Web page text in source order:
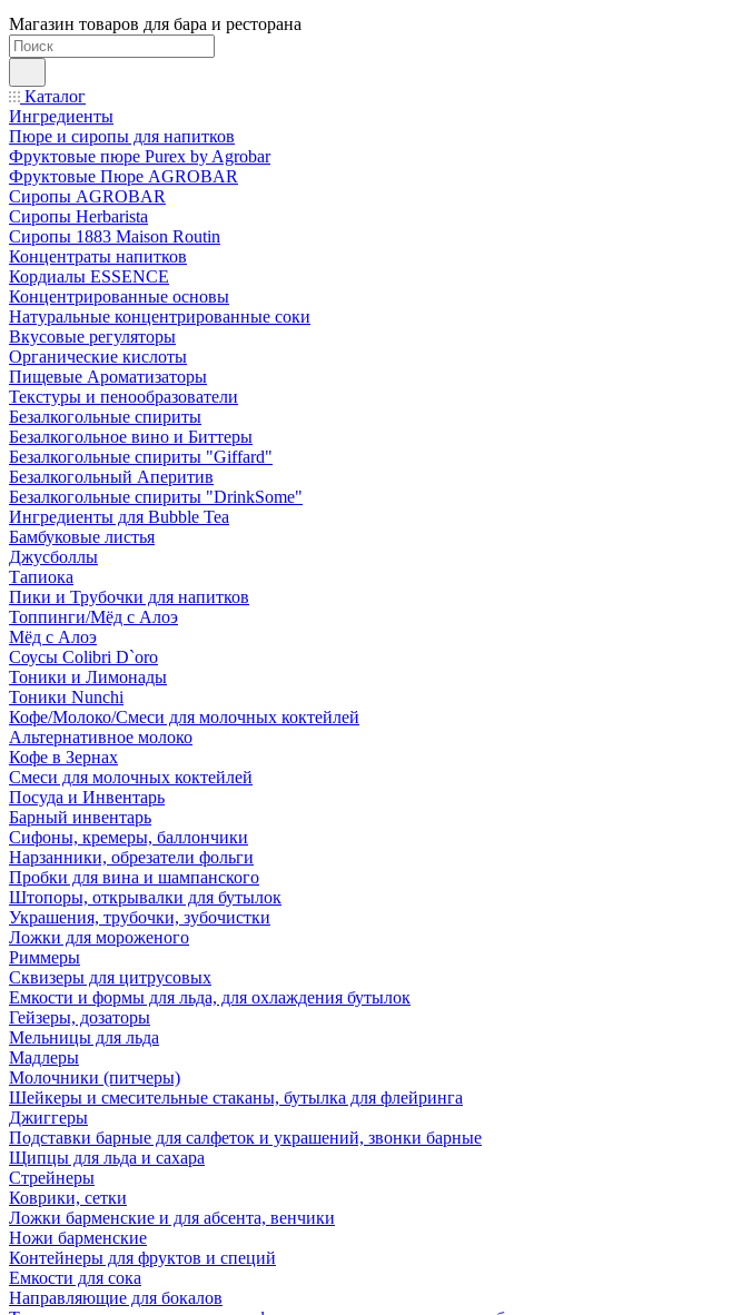
Магазин товаров для бара и ресторана
Каталог
Ингредиенты
Пюре и сиропы для напитков
Фруктовые пюре Purex by Agrobar
Фруктовые Пюре AGROBAR
Сиропы AGROBAR
Сиропы Herbarista
Сиропы 1883 Maison Routin
Концентраты напитков
Кордиалы ESSENCE
Концентрированные основы
Натуральные концентрированные соки
Вкусовые регуляторы
Органические кислоты
Пищевые Ароматизаторы
Текстуры и пенообразователи
Безалкогольные спириты
Безалкогольное вино и Биттеры
Безалкогольные спириты "Giffard"
Безалкогольный Аперитив
Безалкогольные спириты "DrinkSome"
Ингредиенты для Bubble Tea
Бамбуковые листья
Джусболлы
Тапиока
Пики и Трубочки для напитков
Топпинги/Мёд с Алоэ
Мёд с Алоэ
Соусы Colibri D`oro
Тоники и Лимонады
Тоники Nunchi
Кофе/Молоко/Смеси для молочных коктейлей
Альтернативное молоко
Кофе в Зернах
Смеси для молочных коктейлей
Посуда и Инвентарь
Барный инвентарь
Сифоны, кремеры, баллончики
Нарзанники, обрезатели фольги
Пробки для вина и шампанского
Штопоры, открывалки для бутылок
Украшения, трубочки, зубочистки
Ложки для мороженого
Риммеры
Сквизеры для цитрусовых
Емкости и формы для льда, для охлаждения бутылок
Гейзеры, дозаторы
Мельницы для льда
Мадлеры
Молочники (питчеры)
Шейкеры и смесительные стаканы, бутылка для флейринга
Джиггеры
Подставки барные для салфеток и украшений, звонки барные
Щипцы для льда и сахара
Стрейнеры
Коврики, сетки
Ложки барменские и для абсента, венчики
Ножи барменские
Контейнеры для фруктов и специй
Емкости для сока
Направляющие для бокалов